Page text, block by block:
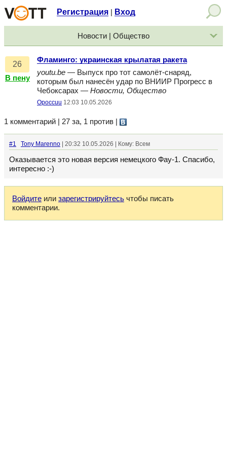
Регистрация Вход
Новости | Общество
26
В пену
Фламинго: украинская крылатая ракета
youtu.be — Выпуск про тот самолёт-снаряд,
которым был нанесён удар по ВНИИР Прогресс в
Чебоксарах — Новости, Общество
Opoccuu 12:03 10.05.2026
1 комментарий | 27 за, 1 против
#1 Tony Marenno | 20:32 10.05.2026 | Кому: Всем
Оказывается это новая версия немецкого Фау-1. Спасибо,
интересно :⁠-⁠)
Войдите или зарегистрируйтесь чтобы писать
комментарии.